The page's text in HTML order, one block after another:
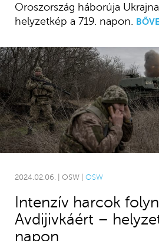
Oroszország háborúja
helyzetkép a 719. napon.
2024.02.06. | OSW | OSW
Intenzív harcok
Avdijivkáért –
napon